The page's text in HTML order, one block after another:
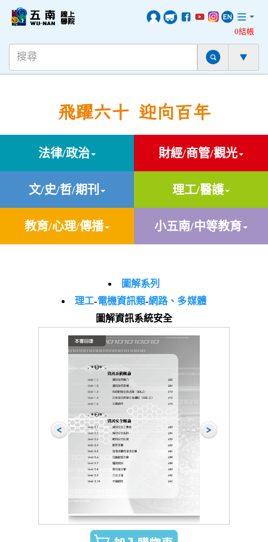
0結帳
飛躍六十 迎向百年
法律/政治 財經/商管/觀光
文/史/哲/期刊 理工/醫護
教育/心理/傳播 小五南/中等教育
圖解系列
理工-電機資訊類-網路、多媒體
圖解資訊系統安全